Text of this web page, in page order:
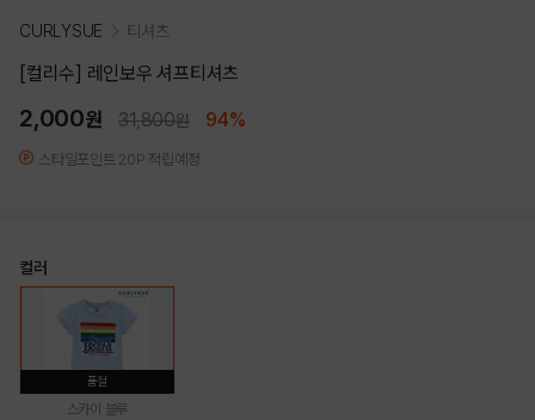
CURLYSUE 티셔츠
[컬리수] 레인보우 셔프티셔츠
2,000원 31,800원 94%
스타일포인트 20P 적립예정
컬러
품절
스카이 블루